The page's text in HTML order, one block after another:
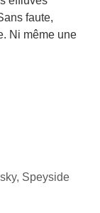
faute,
Ni même une
, Speyside